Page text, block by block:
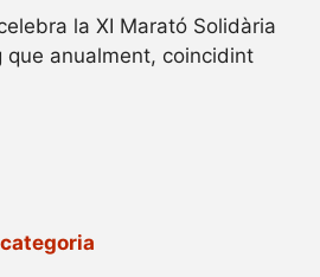
la XI Marató Solidària
que anualment, coincidint